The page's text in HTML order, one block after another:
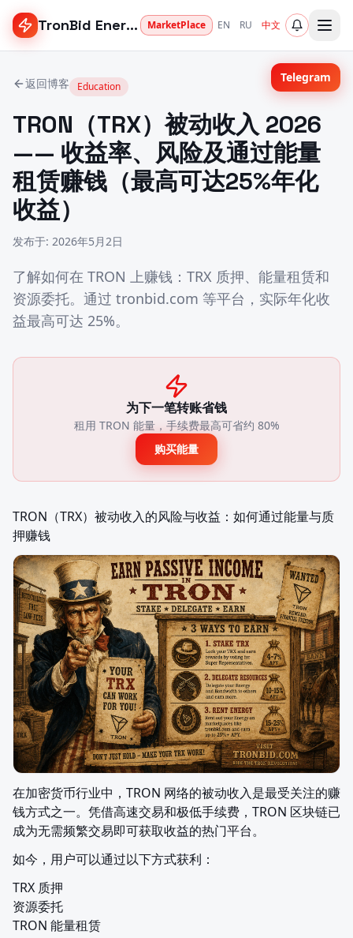
TronBid Energy MarketPlace EN RU 中文
返回博客 Education
TRON（TRX）被动收入 2026
—— 收益率、风险及通过能量
租赁赚钱（最高可达25%年化
收益）
发布于: 2026年5月2日
了解如何在 TRON 上赚钱：TRX 质押、能量租赁和
资源委托。通过 tronbid.com 等平台，实际年化收
益最高可达 25%。
为下一笔转账省钱
租用 TRON 能量，手续费最高可省约 80%
购买能量
TRON（TRX）被动收入的风险与收益：如何通过能量与质
押赚钱
在加密货币行业中，TRON 网络的被动收入是最受关注的赚
钱方式之一。凭借高速交易和极低手续费，TRON 区块链已
成为无需频繁交易即可获取收益的热门平台。
如今，用户可以通过以下方式获利：
TRX 质押
资源委托
TRON 能量租赁
Telegram